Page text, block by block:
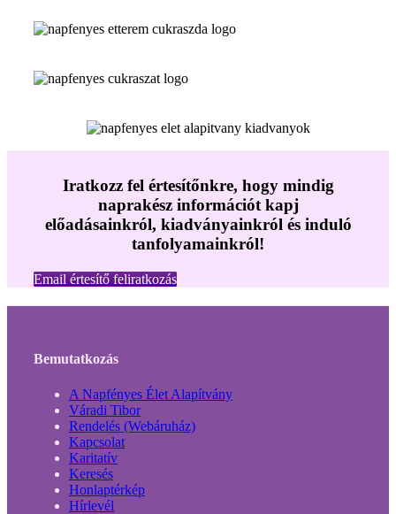
Iratkozz fel értesítőnkre, hogy mindig
naprakész információt kapj
előadásainkról, kiadványainkról és induló
tanfolyamainkról!
Email értesítő feliratkozás
Bemutatkozás
A Napfényes Élet Alapítvány
Váradi Tibor
Rendelés (Webáruház)
Kapcsolat
Karitatív
Keresés
Honlaptérkép
Hírlevél